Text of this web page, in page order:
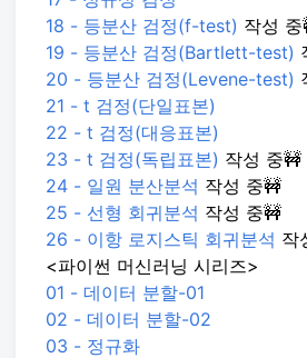
18 - 등분산 검정(f-test) 작성 중
19 - 등분산 검정(Bartlett-test)
20 - 등분산 검정(Levene-test)
21 - t 검정(단일표본)
22 - t 검정(대응표본)
23 - t 검정(독립표본) 작성 중🚧
24 - 일원 분산분석 작성 중🚧
25 - 선형 회귀분석 작성 중🚧
26 - 이항 로지스틱 회귀분석 작
<파이썬 머신러닝 시리즈>
01 - 데이터 분할-01
02 - 데이터 분할-02
03 - 정규화